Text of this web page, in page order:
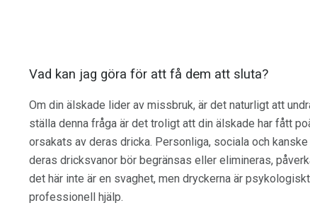
Vad kan jag göra för att få dem att sluta?
Om din älskade lider av missbruk, är det naturligt att
ställa denna fråga är det troligt att din älskade har fått
orsakats av deras dricka. Personliga, sociala och
deras dricksvanor bör begränsas eller elimineras,
det här inte är en svaghet, men dryckerna är
professionell hjälp.